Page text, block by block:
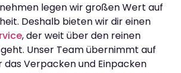
legen wir großen Wert auf
Deshalb bieten wir dir einen
, der weit über den reinen
Unser Team übernimmt auf
das Verpacken und Einpacken